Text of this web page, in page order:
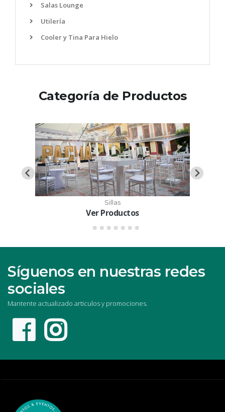
Salas Lounge
Utilería
Cooler y Tina Para Hielo
Categoría de Productos
Sillas
Ver Productos
Síguenos en nuestras redes
sociales
Mantente actualizado articulos y promociones.